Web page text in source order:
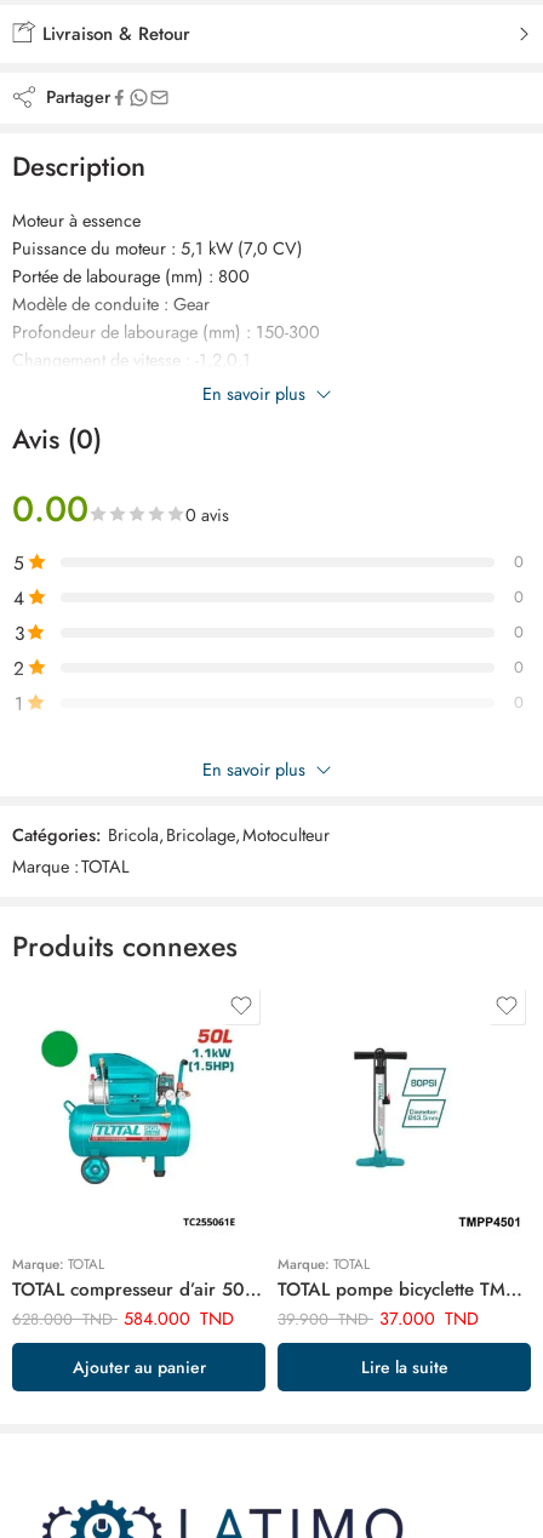
Livraison & Retour
Partager
Description
Moteur à essence
Puissance du moteur : 5,1 kW (7,0 CV)
Portée de labourage (mm) : 800
Modèle de conduite : Gear
Profondeur de labourage (mm) : 150-300
Changement de vitesse : -1,2,0,1
Couple max. (Nm/tr/min) : 11/2800
Accessoires : 4 pièces, 4 groupes de 3 + 1 lames ; 3,5 à 6 roues
En savoir plus
Avis (0)
0.00 0 avis
5 0
4 0
3 0
2 0
1 0
Soyez le premier à donner votre avis sur “Motoculteur 7hp
ESSENCE TGC12001”
Commentaires
Il n'y a pas encore de critiques.
En savoir plus
Catégories: Bricola,Bricolage,Motoculteur
Marque :TOTAL
Produits connexes
Marque: TOTAL
TOTAL compresseur d’air 50 litre TC255061E
628.000TND 584.000 TND
Ajouter au panier
Marque: TOTAL
TOTAL pompe bicyclette TMPP4501
39.900TND 37.000 TND
Lire la suite